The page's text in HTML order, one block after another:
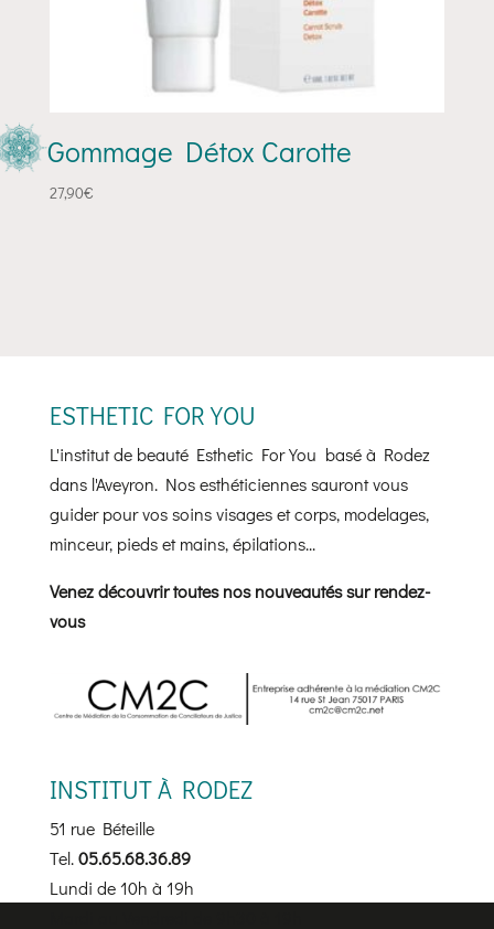
Gommage Détox Carotte
27,90€
ESTHETIC FOR YOU
L'institut de beauté Esthetic For You basé à Rodez
dans l'Aveyron. Nos esthéticiennes sauront vous
guider pour vos soins visages et corps, modelages,
minceur, pieds et mains, épilations...
Venez découvrir toutes nos nouveautés sur rendez-
vous
INSTITUT À RODEZ
51 rue Béteille
Tel.05.65.68.36.89
Lundi de 10h à 19h